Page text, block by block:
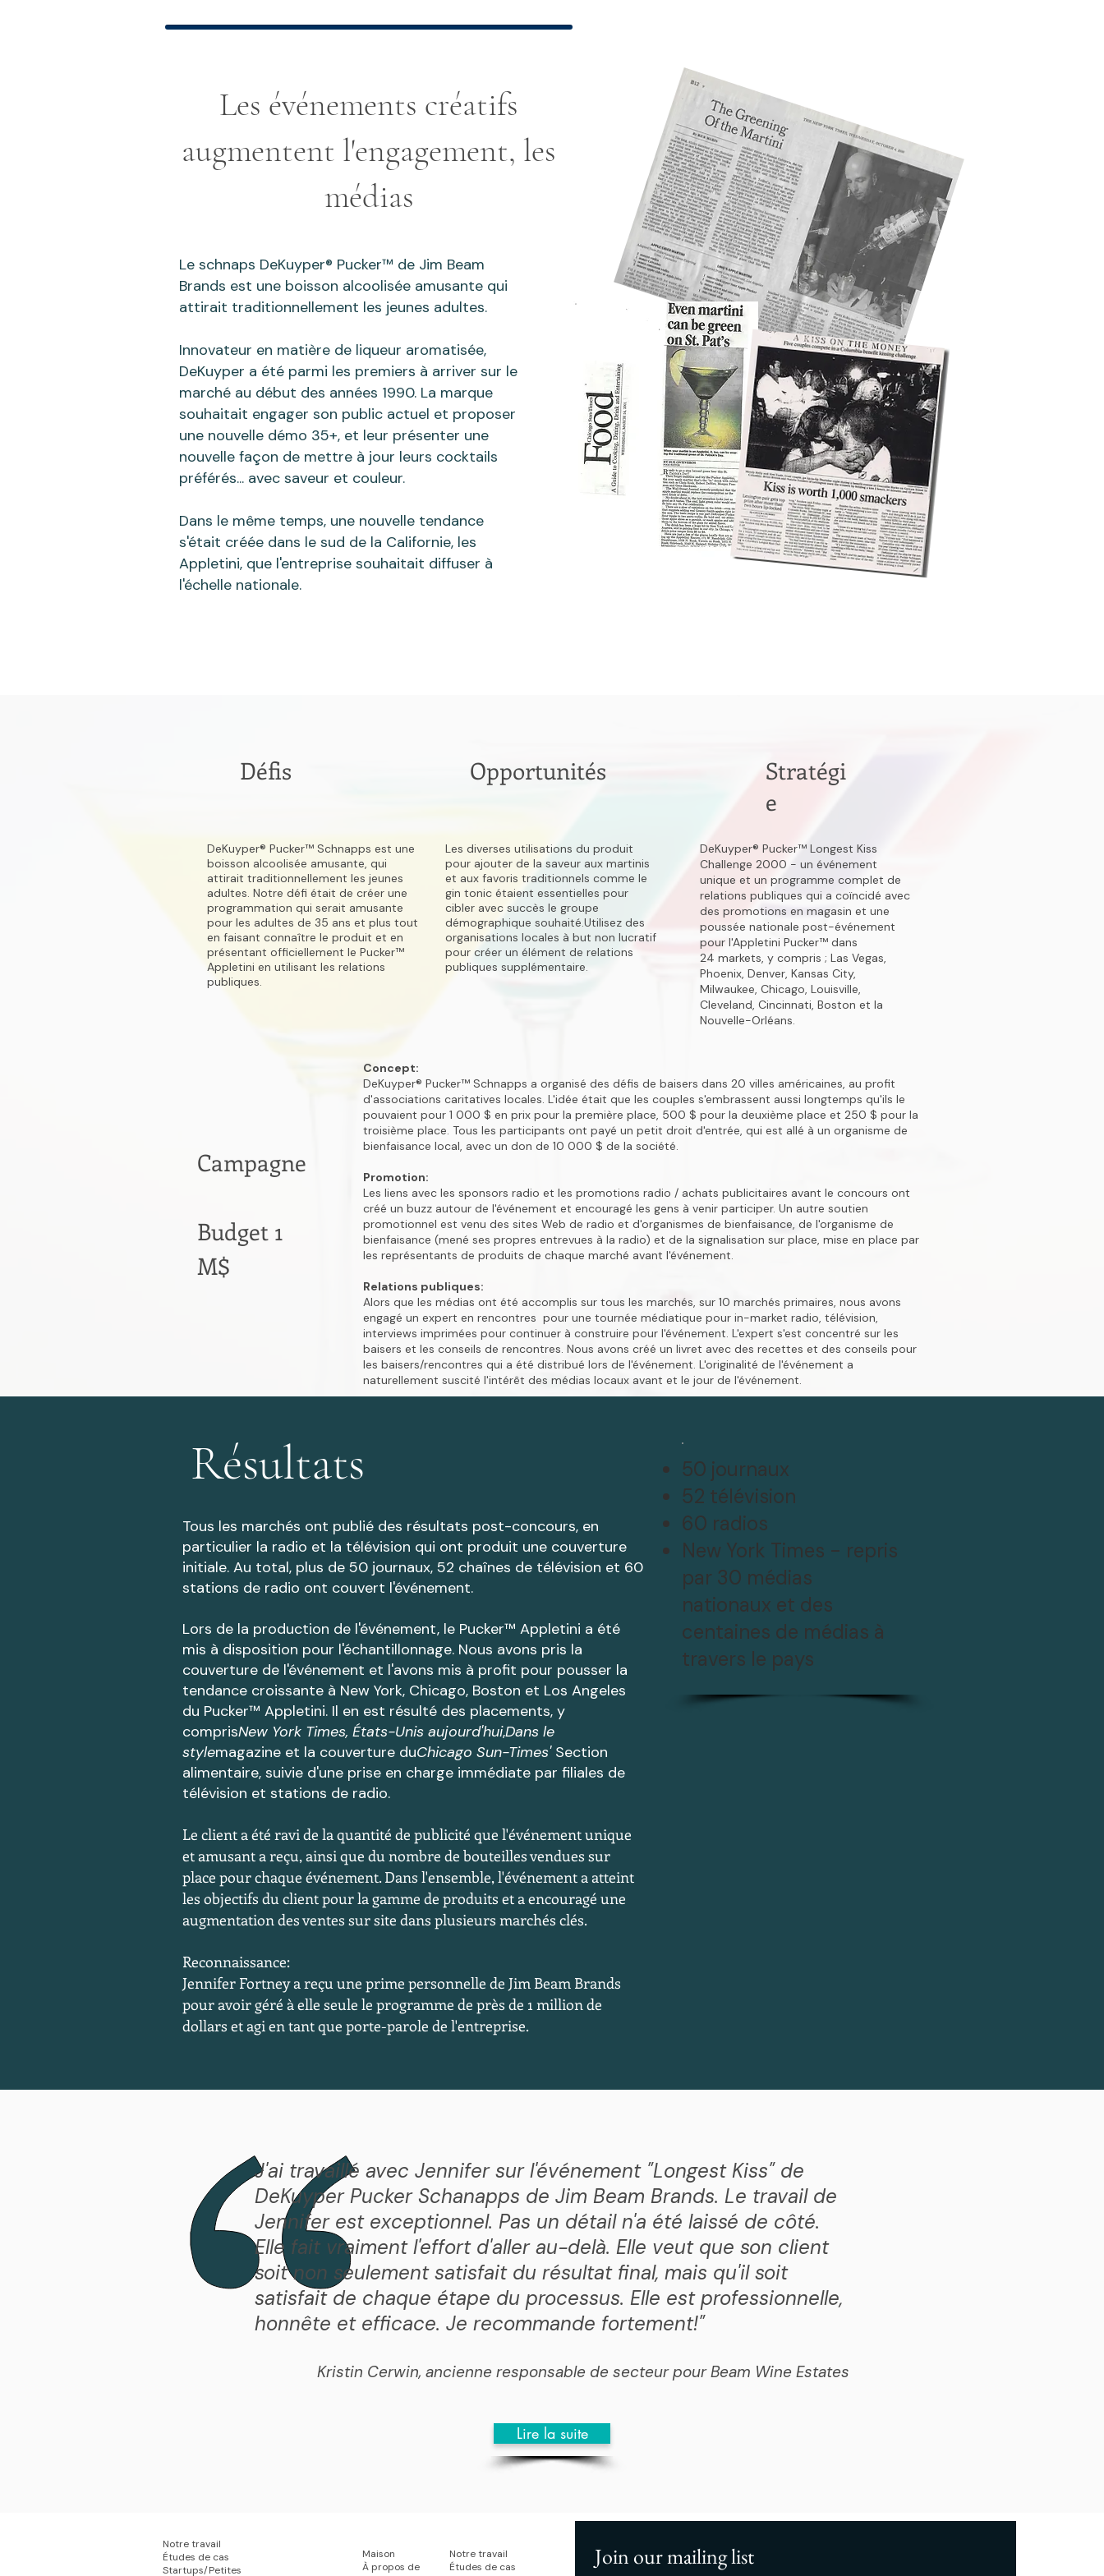
Le schnaps DeKuyper® Pucker™ de Jim Beam
Brands est une boisson alcoolisée amusante qui
attirait traditionnellement les jeunes adultes.
Innovateur en matière de liqueur aromatisée,
DeKuyper a été parmi les premiers à arriver sur le
marché au début des années 1990. La marque
souhaitait engager son public actuel et proposer
une nouvelle démo 35+, et leur présenter une
nouvelle façon de mettre à jour leurs cocktails
préférés... avec saveur et couleur.
Dans le même temps, une nouvelle tendance
s'était créée dans le sud de la Californie, les
Appletini, que l'entreprise souhaitait diffuser à
l'échelle nationale.
Les événements créatifs
augmentent l'engagement, les
médias
Défis
DeKuyper® Pucker™ Schnapps est une
boisson alcoolisée amusante, qui
attirait traditionnellement les jeunes
adultes. Notre défi était de créer une
programmation qui serait amusante
pour les adultes de 35 ans et plus tout
en faisant connaître le produit et en
présentant officiellement le Pucker™
Appletini en utilisant les relations
publiques.
Opportunités
Les diverses utilisations du produit
pour ajouter de la saveur aux martinis
et aux favoris traditionnels comme le
gin tonic étaient essentielles pour
cibler avec succès le groupe
démographique souhaité.Utilisez des
organisations locales à but non lucratif
pour créer un élément de relations
publiques supplémentaire.
Stratégi
e
DeKuyper® Pucker™ Longest Kiss
Challenge 2000 - un événement
unique et un programme complet de
relations publiques qui a coïncidé avec
des promotions en magasin et une
poussée nationale post-événement
pour l'Appletini Pucker™ dans
24 markets, y compris ; Las Vegas,
Phoenix, Denver, Kansas City,
Milwaukee, Chicago, Louisville,
Cleveland, Cincinnati, Boston et la
Nouvelle-Orléans.
Campagne
Budget 1
M$
Concept:
DeKuyper® Pucker™ Schnapps a organisé des défis de baisers dans 20 villes américaines, au profit
d'associations caritatives locales. L'idée était que les couples s'embrassent aussi longtemps qu'ils le
pouvaient pour 1 000 $ en prix pour la première place, 500 $ pour la deuxième place et 250 $ pour la
troisième place. Tous les participants ont payé un petit droit d'entrée, qui est allé à un organisme de
bienfaisance local, avec un don de 10 000 $ de la société.
Promotion:
Les liens avec les sponsors radio et les promotions radio / achats publicitaires avant le concours ont
créé un buzz autour de l'événement et encouragé les gens à venir participer. Un autre soutien
promotionnel est venu des sites Web de radio et d'organismes de bienfaisance, de l'organisme de
bienfaisance (mené ses propres entrevues à la radio) et de la signalisation sur place, mise en place par
les représentants de produits de chaque marché avant l'événement.
Relations publiques:
Alors que les médias ont été accomplis sur tous les marchés, sur 10 marchés primaires, nous avons
engagé un expert en rencontres pour une tournée médiatique pour in-market radio, télévision,
interviews imprimées pour continuer à construire pour l'événement. L'expert s'est concentré sur les
baisers et les conseils de rencontres. Nous avons créé un livret avec des recettes et des conseils pour
les baisers/rencontres qui a été distribué lors de l'événement. L'originalité de l'événement a
naturellement suscité l'intérêt des médias locaux avant et le jour de l'événement.
Résultats
Tous les marchés ont publié des résultats post-concours, en
particulier la radio et la télévision qui ont produit une couverture
initiale. Au total, plus de 50 journaux, 52 chaînes de télévision et 60
stations de radio ont couvert l'événement.
Lors de la production de l'événement, le Pucker™ Appletini a été
mis à disposition pour l'échantillonnage. Nous avons pris la
couverture de l'événement et l'avons mis à profit pour pousser la
tendance croissante à New York, Chicago, Boston et Los Angeles
du Pucker™ Appletini. Il en est résulté des placements, y
comprisNew York Times, États-Unis aujourd'hui,Dans le
stylemagazine et la couverture duChicago Sun-Times' Section
alimentaire, suivie d'une prise en charge immédiate par filiales de
télévision et stations de radio.
Le client a été ravi de la quantité de publicité que l'événement unique
et amusant a reçu, ainsi que du nombre de bouteilles vendues sur
place pour chaque événement. Dans l'ensemble, l'événement a atteint
les objectifs du client pour la gamme de produits et a encouragé une
augmentation des ventes sur site dans plusieurs marchés clés.
Reconnaissance:
Jennifer Fortney a reçu une prime personnelle de Jim Beam Brands
pour avoir géré à elle seule le programme de près de 1 million de
dollars et agi en tant que porte-parole de l'entreprise.
50 journaux
52 télévision
60 radios
New York Times - repris
par 30 médias
nationaux et des
centaines de médias à
travers le pays
J'ai travaillé avec Jennifer sur l'événement "Longest Kiss" de
DeKuyper Pucker Schanapps de Jim Beam Brands. Le travail de
Jennifer est exceptionnel. Pas un détail n'a été laissé de côté.
Elle fait vraiment l'effort d'aller au-delà. Elle veut que son client
soit non seulement satisfait du résultat final, mais qu'il soit
satisfait de chaque étape du processus. Elle est professionnelle,
honnête et efficace. Je recommande fortement!"
Kristin Cerwin, ancienne responsable de secteur pour Beam Wine Estates
Lire la suite
Notre travail
Études de cas
​Startups/Petites
Maison
À propos de
Notre travail
Études de cas
Join our mailing list